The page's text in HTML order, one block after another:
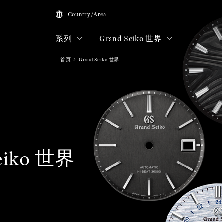
Country/Area
系列 Grand Seiko 世界
首页 Grand Seiko 世界
世界